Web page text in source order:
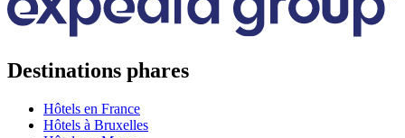
Destinations phares
Hôtels en France
Hôtels à Bruxelles